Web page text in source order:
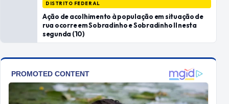
DISTRITO FEDERAL
Ação de acolhimento à população em situação de
rua ocorre em Sobradinho e Sobradinho II nesta
segunda (10)